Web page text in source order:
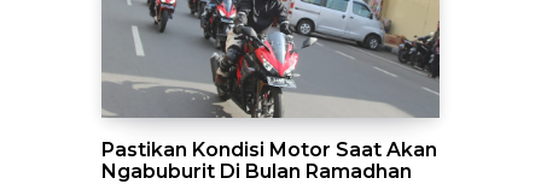
Pastikan Kondisi Motor Saat Akan
Ngabuburit Di Bulan Ramadhan